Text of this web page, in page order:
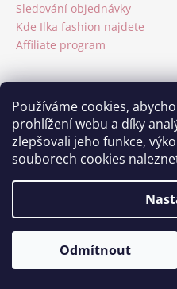
Používáme cookies,
prohlížení webu a díky
zlepšovali jeho funkce,
souborech cookies
Odmítnout
Sledování objednávky
Kde Ilka fashion najdete
Affiliate program
Kontakt
info@ ilka.cz
704 420 272
Facebook